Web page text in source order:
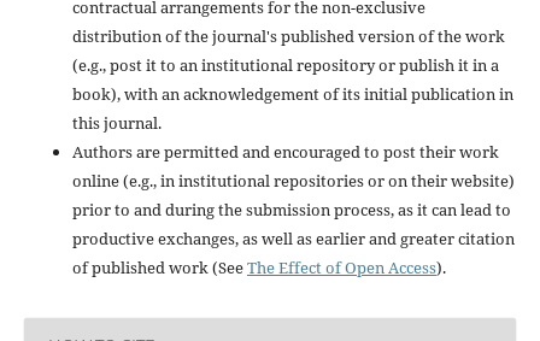
contractual arrangements for the non-exclusive
distribution of the journal's published version of the work
(e.g., post it to an institutional repository or publish it in a
book), with an acknowledgement of its initial publication in
this journal.
Authors are permitted and encouraged to post their work
online (e.g., in institutional repositories or on their website)
prior to and during the submission process, as it can lead to
productive exchanges, as well as earlier and greater citation
of published work (SeeThe Effect of Open Access).